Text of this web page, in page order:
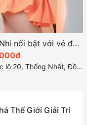
Trúc Nhi nổi bật với vẻ đẹp quyến rũ hoàn hảo
lộ 20, Thống Nhất, Đồng Nai
Thế Giới Giải Trí